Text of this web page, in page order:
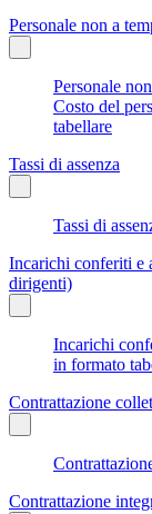
Personale non a
Personale
Costo del
tabellare
Tassi di assenza
Tassi di
Incarichi conferiti e
dirigenti)
Incarichi
in formato
Contrattazione
Contrattazione